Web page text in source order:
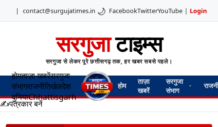
| contact@surgujatimes.in 🌙 FacebookTwitterYouTube | Login
सरगुजाटाइम्स
सरगुजा से लेकर पूरे छत्तीसगढ़ तक, हर खबर सबसे पहले।
होमताज़ा खबरेंसरगुजा
संभागराजनीतिखेलदेश
दुनियाChhattisgarh
होम
ताज़ा
खबरें
सरगुजा
संभाग
✍️पत्रकार बनें